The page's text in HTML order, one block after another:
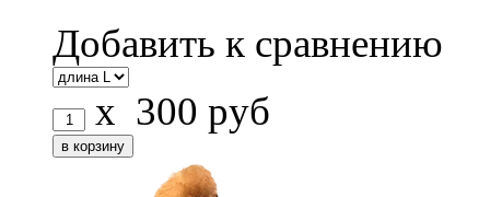
Добавить к сравнению
x 300 руб